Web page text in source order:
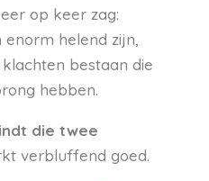
op keer zag:
helend zijn,
bestaan die
hebben.
die twee
verbluffend goed.